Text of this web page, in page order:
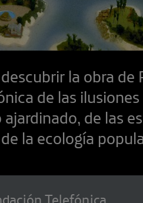
la obra de
de las
de las
la ecología
Telefónica